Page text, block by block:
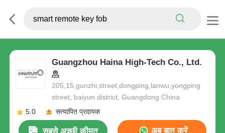
Guangzhou Haina High-Tech Co., Ltd.
205,15,gunzhi,street,dongping,lanwu,yongping
street, baiyun district, Guangdong China
5.0
सत्यापित प्रदायक
अब बात करें